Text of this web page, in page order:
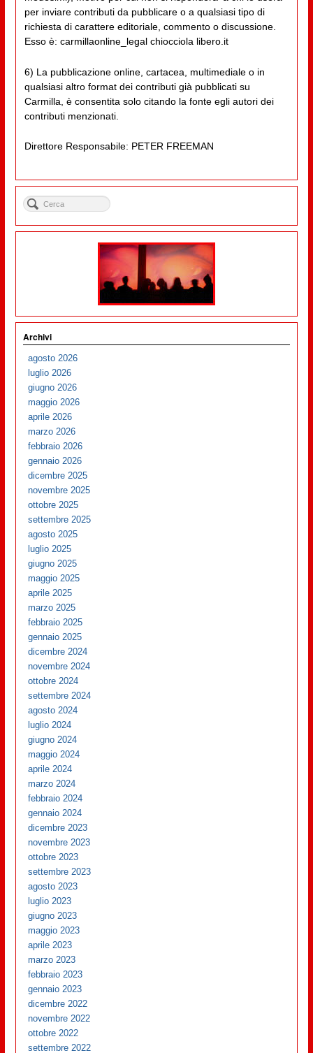
per inviare contributi da pubblicare o a qualsiasi tipo di
richiesta di carattere editoriale, commento o discussione.
Esso è: carmillaonline_legal chiocciola libero.it
6) La pubblicazione online, cartacea, multimediale o in
qualsiasi altro format dei contributi già pubblicati su
Carmilla, è consentita solo citando la fonte egli autori dei
contributi menzionati.
Direttore Responsabile: PETER FREEMAN
Archivi
agosto 2026
luglio 2026
giugno 2026
maggio 2026
aprile 2026
marzo 2026
febbraio 2026
gennaio 2026
dicembre 2025
novembre 2025
ottobre 2025
settembre 2025
agosto 2025
luglio 2025
giugno 2025
maggio 2025
aprile 2025
marzo 2025
febbraio 2025
gennaio 2025
dicembre 2024
novembre 2024
ottobre 2024
settembre 2024
agosto 2024
luglio 2024
giugno 2024
maggio 2024
aprile 2024
marzo 2024
febbraio 2024
gennaio 2024
dicembre 2023
novembre 2023
ottobre 2023
settembre 2023
agosto 2023
luglio 2023
giugno 2023
maggio 2023
aprile 2023
marzo 2023
febbraio 2023
gennaio 2023
dicembre 2022
novembre 2022
ottobre 2022
settembre 2022